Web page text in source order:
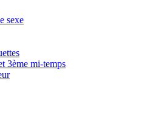
sexe
3ème mi-temps